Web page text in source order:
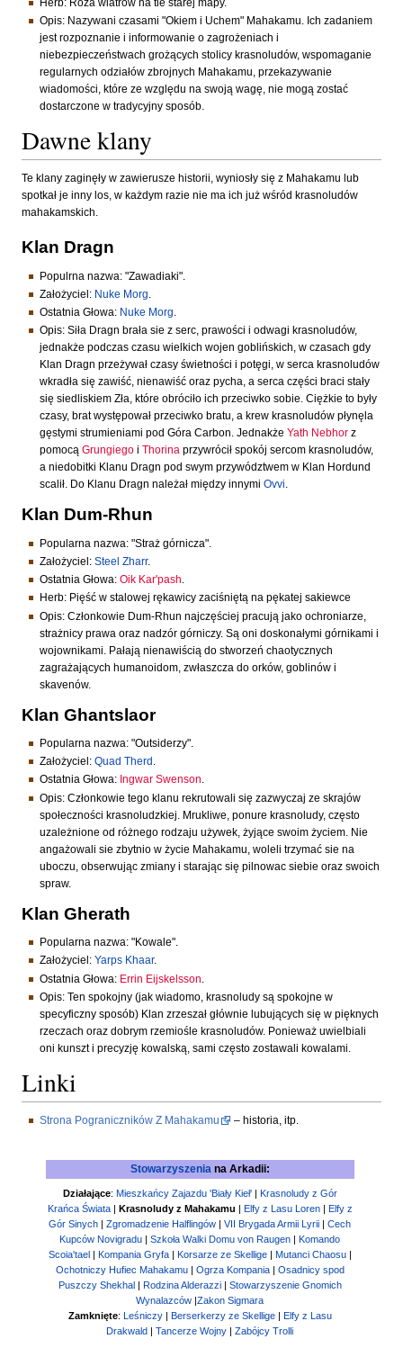
Opis: Nazywani czasami "Okiem i Uchem" Mahakamu. Ich zadaniem
jest rozpoznanie i informowanie o zagrożeniach i
niebezpieczeństwach grożących stolicy krasnoludów, wspomaganie
regularnych odziałów zbrojnych Mahakamu, przekazywanie
wiadomości, które ze względu na swoją wagę, nie mogą zostać
dostarczone w tradycyjny sposób.
Dawne klany
Te klany zaginęły w zawierusze historii, wyniosły się z Mahakamu lub
spotkał je inny los, w każdym razie nie ma ich już wśród krasnoludów
mahakamskich.
Klan Dragn
Populrna nazwa: "Zawadiaki".
Założyciel: Nuke Morg.
Ostatnia Głowa: Nuke Morg.
Opis: Siła Dragn brała sie z serc, prawości i odwagi krasnoludów,
jednakże podczas czasu wielkich wojen goblińskich, w czasach gdy
Klan Dragn przeżywał czasy świetności i potęgi, w serca krasnoludów
wkradła się zawiść, nienawiść oraz pycha, a serca części braci stały
się siedliskiem Zła, które obróciło ich przeciwko sobie. Ciężkie to były
czasy, brat występował przeciwko bratu, a krew krasnoludów płynęla
gęstymi strumieniami pod Góra Carbon. Jednakże Yath Nebhorz
pomocą Grungiegoi Thorinaprzywrócił spokój sercom krasnoludów,
a niedobitki Klanu Dragn pod swym przywództwem w Klan Hordund
scalił. Do Klanu Dragn należał między innymi Ovvi.
Klan Dum-Rhun
Popularna nazwa: "Straż górnicza".
Założyciel: Steel Zharr.
Ostatnia Głowa: Oik Kar'pash.
Herb: Pięść w stalowej rękawicy zaciśniętą na pękatej sakiewce
Opis: Członkowie Dum-Rhun najczęściej pracują jako ochroniarze,
strażnicy prawa oraz nadzór górniczy. Są oni doskonałymi górnikami i
wojownikami. Pałają nienawiścią do stworzeń chaotycznych
zagrażających humanoidom, zwłaszcza do orków, goblinów i
skavenów.
Klan Ghantslaor
Popularna nazwa: "Outsiderzy".
Założyciel: Quad Therd .
Ostatnia Głowa: Ingwar Swenson.
Opis: Członkowie tego klanu rekrutowali się zazwyczaj ze skrajów
społeczności krasnoludzkiej. Mrukliwe, ponure krasnoludy, często
uzależnione od różnego rodzaju używek, żyjące swoim życiem. Nie
angażowali sie zbytnio w życie Mahakamu, woleli trzymać sie na
uboczu, obserwując zmiany i starając się pilnowac siebie oraz swoich
spraw.
Klan Gherath
Popularna nazwa: "Kowale".
Założyciel: Yarps Khaar.
Ostatnia Głowa: Errin Eijskelsson
Opis: Ten spokojny (jak wiadomo, krasnoludy są spokojne w
specyficzny sposób) Klan zrzeszał głównie lubujących się w pięknych
rzeczach oraz dobrym rzemiośle krasnoludów. Ponieważ uwielbiali
oni kunszt i precyzję kowalską, sami często zostawali kowalami.
Linki
Strona Pograniczników Z Mahakamu – historia, itp.
Stowarzyszenia na Arkadii:
Działające: Mieszkańcy Zajazdu 'Biały Kieł'| Krasnoludy z Gór
Krańca Świata| Krasnoludy z Mahakamu | Elfy z Lasu Loren| Elfy z
Gór Sinych | Zgromadzenie Halflingów | VII Brygada Armii Lyrii | Cech
Kupców Novigradu | Szkoła Walki Domu von Raugen | Komando
Scoia'tael| Kompania Gryfa| Korsarze ze Skellige| Mutanci Chaosu|
Ochotniczy Hufiec Mahakamu| Ogrza Kompania| Osadnicy spod
Puszczy Shekhal| Rodzina Alderazzi| Stowarzyszenie Gnomich
Wynalazców |Zakon Sigmara
Zamknięte: Leśniczy| Berserkerzy ze Skellige| Elfy z Lasu
Drakwald | Tancerze Wojny | Zabójcy Trolli